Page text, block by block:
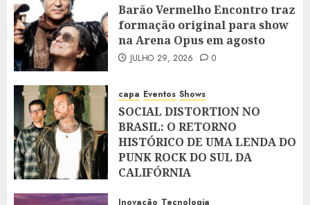
Barão Vermelho Encontro traz
formação original para show
na Arena Opus em agosto
JULHO 29, 2026 0
capa Eventos Shows
SOCIAL DISTORTION NO
BRASIL: O RETORNO
HISTÓRICO DE UMA LENDA DO
PUNK ROCK DO SUL DA
CALIFÓRNIA
Inovação Tecnologia